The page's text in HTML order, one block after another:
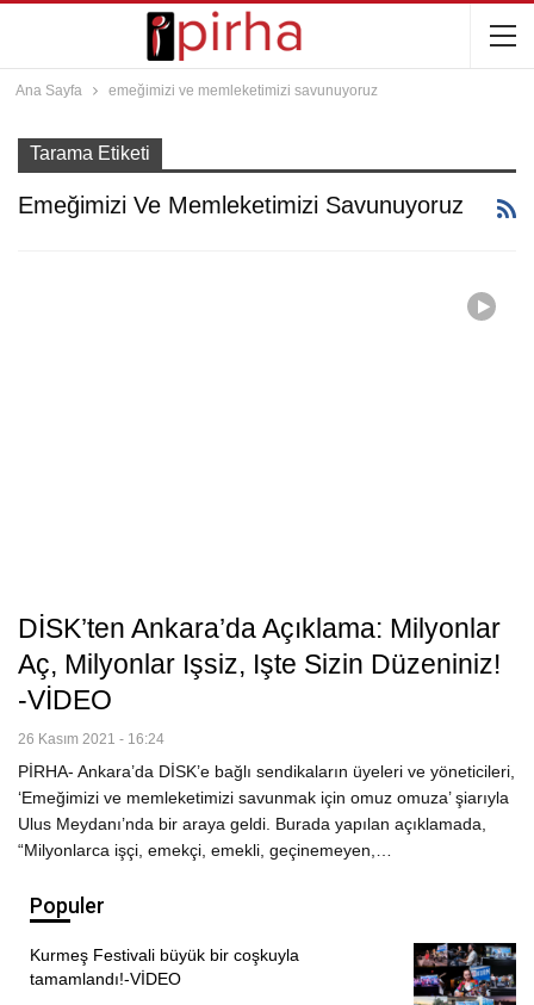
Ana Sayfa emeğimizi ve memleketimizi savunuyoruz
Tarama Etiketi
Emeğimizi Ve Memleketimizi Savunuyoruz
DİSK’ten Ankara’da Açıklama: Milyonlar
Aç, Milyonlar Işsiz, Işte Sizin Düzeniniz!
-VİDEO
26 Kasım 2021 - 16:24
PİRHA- Ankara’da DİSK’e bağlı sendikaların üyeleri ve yöneticileri,
‘Emeğimizi ve memleketimizi savunmak için omuz omuza’ şiarıyla
Ulus Meydanı’nda bir araya geldi. Burada yapılan açıklamada,
“Milyonlarca işçi, emekçi, emekli, geçinemeyen,…
Populer
Kurmeş Festivali büyük bir coşkuyla
tamamlandı!-VİDEO